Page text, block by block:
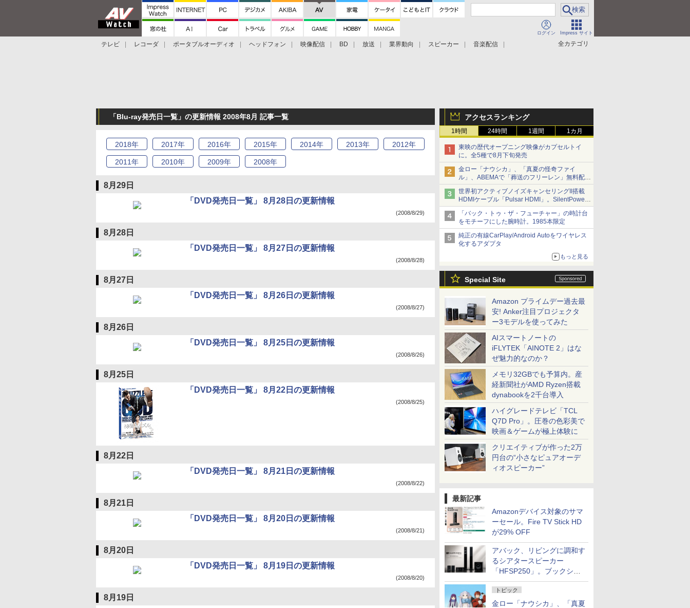
ログイン Impress サイト
全カテゴリ
テレビ レコーダ ポータブルオーディオ ヘッドフォン 映像配信 BD 放送 業界動向 スピーカー
音楽配信
アクセスランキング
1時間 24時間 1週間 1カ月
東映の歴代オープニング映像がカプセルトイ
に。全5種で8月下旬発売
金ロー「ナウシカ」、「真夏の怪奇ファイ
ル」、ABEMAで「葬送のフリーレン」無料配信
など。夏の特番・配信情報
世界初アクティブノイズキャンセリングII搭載
HDMIケーブル「Pulsar HDMI」。SilentPower
から
「バック・トゥ・ザ・フューチャー」の時計台
をモチーフにした腕時計。1985本限定
純正の有線CarPlay/Android Autoをワイヤレス
化するアダプタ
もっと見る
Special Site
Amazon プライムデー過去最
安! Anker注目プロジェクタ
ー3モデルを使ってみた
AIスマートノートの
iFLYTEK「AINOTE 2」はな
ぜ魅力的なのか？
メモリ32GBでも予算内。産
経新聞社がAMD Ryzen搭載
dynabookを2千台導入
ハイグレードテレビ「TCL
Q7D Pro」。圧巻の色彩美で
映画＆ゲームが極上体験に
クリエイティブが作った2万
円台の“小さなピュアオーデ
ィオスピーカー”
最新記事
Amazonデバイス対象のサマ
ーセール。Fire TV Stick HD
が29% OFF
アバック、リビングに調和す
るシアタースピーカー
「HFSP250」。ブックシェ
ルフはペア3万円以下
トピック
金ロー「ナウシカ」、「真夏
「Blu-ray発売日一覧」の更新情報 2008年8月 記事一覧
2018年 2017年 2016年 2015年 2014年 2013年 2012年
2011年 2010年 2009年 2008年
8月29日
「DVD発売日一覧」 8月28日の更新情報
(2008/8/29)
8月28日
「DVD発売日一覧」 8月27日の更新情報
(2008/8/28)
8月27日
「DVD発売日一覧」 8月26日の更新情報
(2008/8/27)
8月26日
「DVD発売日一覧」 8月25日の更新情報
(2008/8/26)
8月25日
「DVD発売日一覧」 8月22日の更新情報
(2008/8/25)
8月22日
「DVD発売日一覧」 8月21日の更新情報
(2008/8/22)
8月21日
「DVD発売日一覧」 8月20日の更新情報
(2008/8/21)
8月20日
「DVD発売日一覧」 8月19日の更新情報
(2008/8/20)
8月19日